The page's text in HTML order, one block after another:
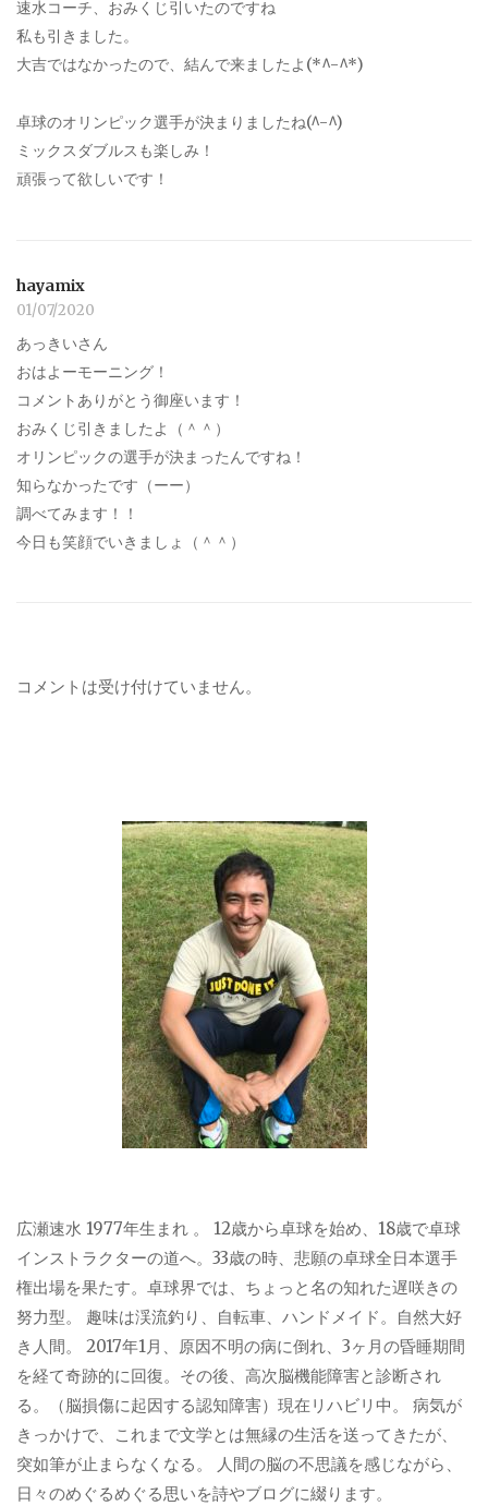
速水コーチ、おみくじ引いたのですね
私も引きました。
大吉ではなかったので、結んで来ましたよ(*^-^*)
卓球のオリンピック選手が決まりましたね(^-^)
ミックスダブルスも楽しみ！
頑張って欲しいです！
hayamix
01/07/2020
あっきいさん
おはよーモーニング！
コメントありがとう御座います！
おみくじ引きましたよ（＾＾）
オリンピックの選手が決まったんですね！
知らなかったです（ーー）
調べてみます！！
今日も笑顔でいきましょ（＾＾）
コメントは受け付けていません。
広瀬速水 1977年生まれ 。 12歳から卓球を始め、18歳で卓球
インストラクターの道へ。33歳の時、悲願の卓球全日本選手
権出場を果たす。卓球界では、ちょっと名の知れた遅咲きの
努力型。 趣味は渓流釣り、自転車、ハンドメイド。自然大好
き人間。 2017年1月、原因不明の病に倒れ、3ヶ月の昏睡期間
を経て奇跡的に回復。その後、高次脳機能障害と診断され
る。（脳損傷に起因する認知障害）現在リハビリ中。 病気が
きっかけで、これまで文学とは無縁の生活を送ってきたが、
突如筆が止まらなくなる。 人間の脳の不思議を感じながら、
日々のめぐるめぐる思いを詩やブログに綴ります。